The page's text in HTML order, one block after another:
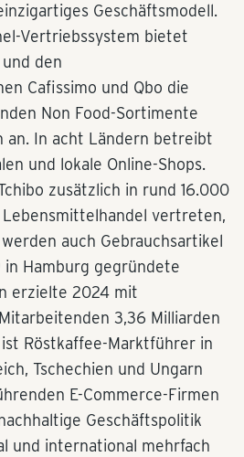
Geschäftsmodell.
Vertriebssystem bietet
den
Cafissimo und Qbo die
Non Food-Sortimente
an. In acht Ländern betreibt
und lokale Online-Shops.
zusätzlich in rund 16.000
Lebensmittelhandel vertreten,
auch Gebrauchsartikel
in Hamburg gegründete
erzielte 2024 mit
3,36 Milliarden
ist Röstkaffee-Marktführer in
Tschechien und Ungarn
E-Commerce-Firmen
Geschäftspolitik
und international mehrfach